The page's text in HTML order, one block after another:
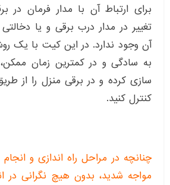
برای ارتباط آن با مدار فرمان در
تغییر در مدار درب برقی و یا
آن وجود ندارد. در این کیت با یک
به سادگی و در کمترین زمان ممکن،
سازی کرده و در برقی منزل را از
کنترل کنید.
چنانچه در مراحل راه اندازی و
مواجه شدید، بدون هیچ نگرانی در